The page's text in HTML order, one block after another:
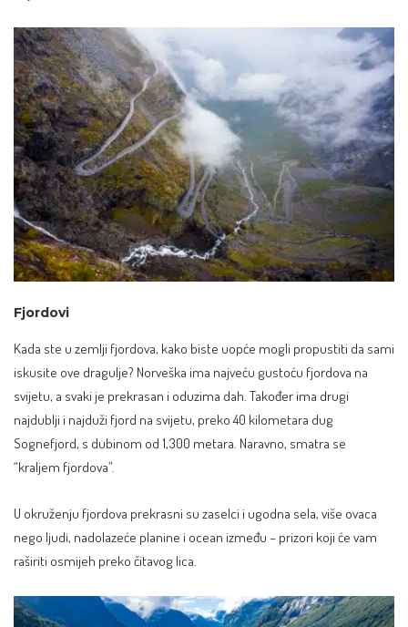
Fjordovi
Kada ste u zemlji fjordova, kako biste uopće mogli propustiti da sami
iskusite ove dragulje? Norveška ima najveću gustoću fjordova na
svijetu, a svaki je prekrasan i oduzima dah. Također ima drugi
najdublji i najduži fjord na svijetu, preko 40 kilometara dug
Sognefjord, s dubinom od 1,300 metara. Naravno, smatra se
“kraljem fjordova”.
U okruženju fjordova prekrasni su zaselci i ugodna sela, više ovaca
nego ljudi, nadolazeće planine i ocean između – prizori koji će vam
raširiti osmijeh preko čitavog lica.